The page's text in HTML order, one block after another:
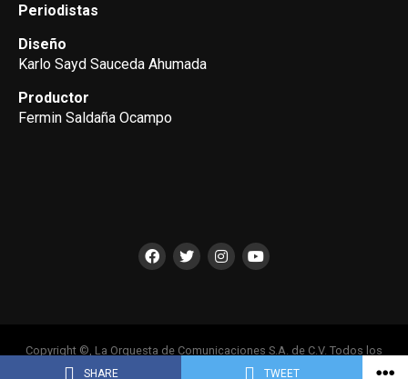
SHARE TWEET
Periodistas
Diseño
Karlo Sayd Sauceda Ahumada
Productor
Fermin Saldaña Ocampo
Copyright ©, La Orquesta de Comunicaciones S.A. de C.V. Todos los
Derechos Reservados